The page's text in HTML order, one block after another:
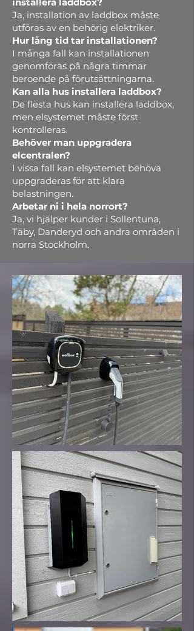
Ja, installation av laddbox måste
utföras av en behörig elektriker.
Hur lång tid tar installationen?
I många fall kan installationen
genomföras på några timmar
beroende på förutsättningarna.
Kan alla hus installera laddbox?
De flesta hus kan installera laddbox,
men elsystemet måste först
kontrolleras.
Behöver man uppgradera
elcentralen?
I vissa fall kan elsystemet behöva
uppgraderas för att klara
belastningen.
Arbetar ni i hela norrort?
Ja, vi hjälper kunder i Sollentuna,
Täby, Danderyd och andra områden i
norra Stockholm.